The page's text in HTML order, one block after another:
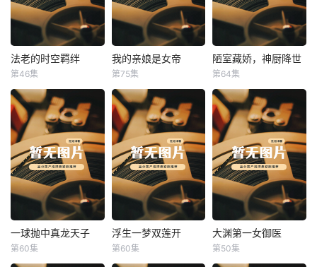
法老的时空羁绊
法老的时空羁绊
第46集
我的亲娘是女帝
我的亲娘是女帝
第75集
陋室藏娇，神厨降世
陋室藏娇，神厨降世
第64集
一球抛中真龙天子
一球抛中真龙天子
第60集
浮生一梦双莲开
浮生一梦双莲开
第60集
大渊第一女御医
大渊第一女御医
第50集